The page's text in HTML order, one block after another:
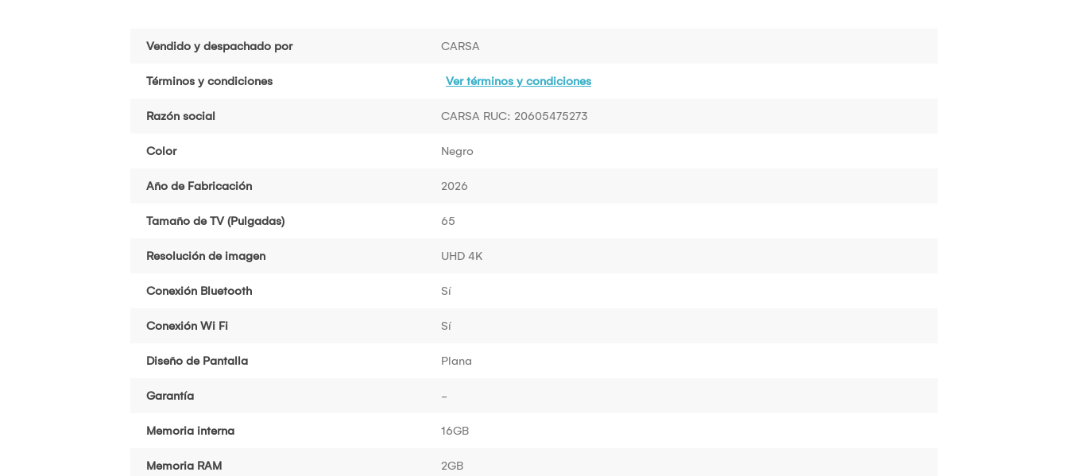
Vendido y despachado por CARSA
Términos y condiciones Ver términos y condiciones
Razón social CARSA RUC: 20605475273
Color Negro
Año de Fabricación 2026
Tamaño de TV (Pulgadas) 65
Resolución de imagen UHD 4K
Conexión Bluetooth Sí
Conexión Wi Fi Sí
Diseño de Pantalla Plana
Garantía -
Memoria interna 16GB
Memoria RAM 2GB